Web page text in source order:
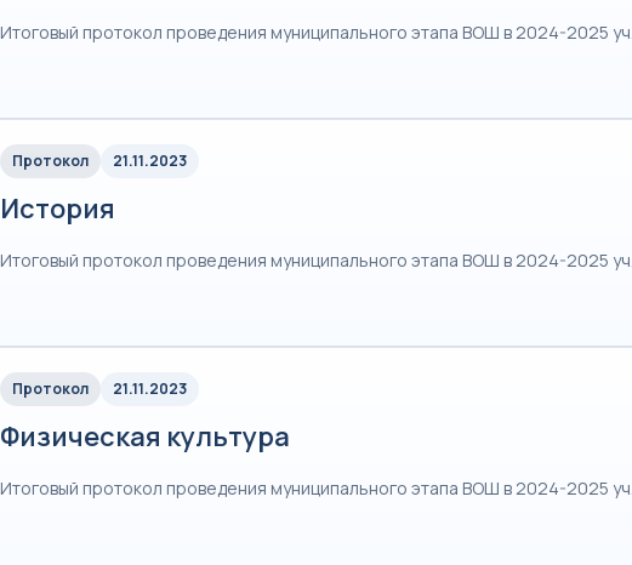
Итоговый протокол проведения муниципального этапа ВОШ в 2024-2025
Протокол 21.11.2023
История
Итоговый протокол проведения муниципального этапа ВОШ в 2024-2025
Протокол 21.11.2023
Физическая культура
Итоговый протокол проведения муниципального этапа ВОШ в 2024-2025